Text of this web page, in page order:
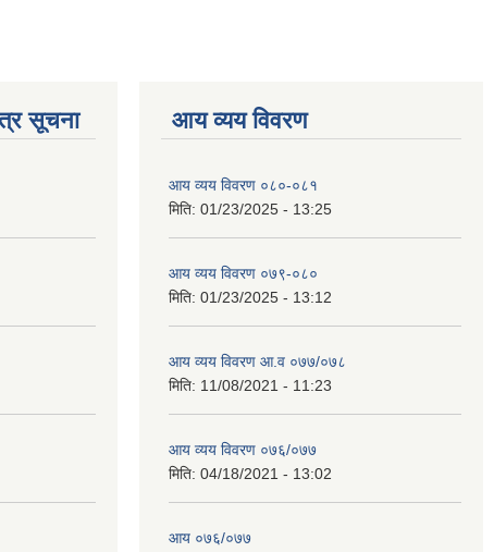
सूचना आय व्यय विवरण
आय व्यय विवरण ०८०-०८१
मिति: 01/23/2025 - 13:25
आय व्यय विवरण ०७९-०८०
मिति: 01/23/2025 - 13:12
आय व्यय विवरण आ.व ०७७/०७८
मिति: 11/08/2021 - 11:23
आय व्यय विवरण ०७६/०७७
मिति: 04/18/2021 - 13:02
आय ०७६/०७७